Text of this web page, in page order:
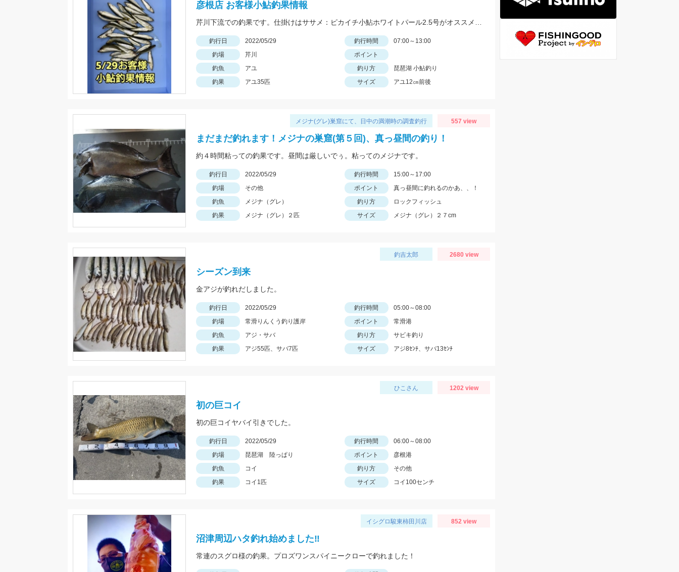
彦根店 お客様小鮎釣果情報
釣行日 2022/05/29 釣行時間
07:00～13:00
釣場
芹川
ポイント
釣魚
アユ 釣り方
琵琶湖 小鮎釣り
釣果
アユ35匹 サイズ アユ12㎝前後
メジナ(グレ)巣窟にて、日中の満潮時の調査釣行 557 view
まだまだ釣れます！メジナの巣窟(第５回)、真っ昼間の釣り！
約４時間粘っての釣果です。昼間は厳しいでぅ。粘ってのメジナです。
釣行日 2022/05/29 釣行時間
15:00～17:00
釣場
その他 ポイント
真っ昼間に釣れるのかあ、、！
釣魚
メジナ（グレ） 釣り方
ロックフィッシュ
釣果
メジナ（グレ）２匹 サイズ メジナ（グレ）２７cm
釣吉太郎 2680 view
シーズン到来
金アジが釣れだしました。
釣行日 2022/05/29 釣行時間
05:00～08:00
釣場
常滑りんくう釣り護岸 ポイント
常滑港
釣魚
アジ・サバ 釣り方
サビキ釣り
釣果
アジ55匹、サバ7匹 サイズ アジ8ｾﾝﾁ、サバ13ｾﾝﾁ
ひこさん 1202 view
初の巨コイ
初の巨コイヤバイ引きでした。
釣行日 2022/05/29 釣行時間
06:00～08:00
釣場
琵琶湖 陸っぱり ポイント
彦根港
釣魚
コイ 釣り方
その他
釣果
コイ1匹 サイズ コイ100センチ
イシグロ駿東柿田川店 852 view
沼津周辺ハタ釣れ始めました‼
常連のスグロ様の釣果。プロズワンスパイニークローで釣れました！